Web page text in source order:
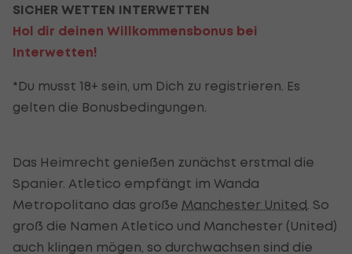
SICHER WETTEN INTERWETTEN
Hol dir deinen Willkommensbonus bei
Interwetten!
*Du musst 18+ sein, um Dich zu registrieren. Es
gelten die Bonusbedingungen.
Das Heimrecht genießen zunächst erstmal die
Spanier. Atletico empfängt im Wanda
Metropolitano das große Manchester United . So
groß die Namen Atletico und Manchester (United)
auch klingen mögen, so durchwachsen sind die